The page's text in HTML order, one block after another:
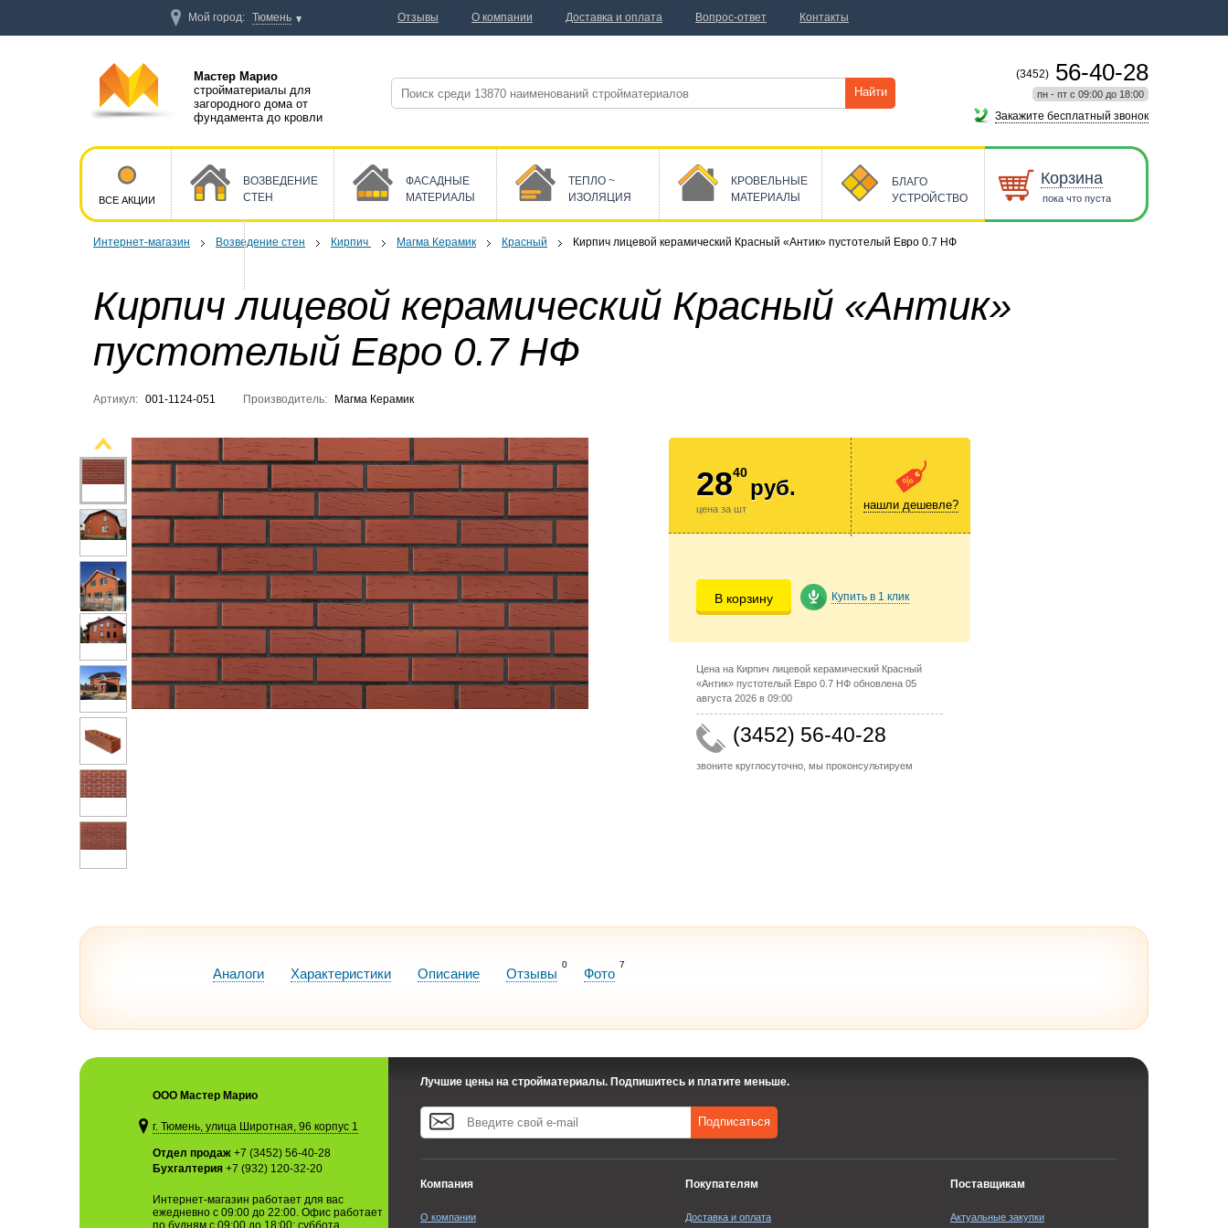
Интернет-магазин Возведение стен Кирпич Магма Керамик Красный Кирпич лицевой керамический Красный «Антик» пустотелый Евро 0.7 НФ
Кирпич лицевой керамический Красный «Антик»
пустотелый Евро 0.7 НФ
Артикул: 001-1124-051 Производитель: Магма Керамик
2840
руб.
цена за шт нашли дешевле?
В корзину Купить в 1 клик
Цена на Кирпич лицевой керамический Красный
«Антик» пустотелый Евро 0.7 НФ обновлена 05
августа 2026 в 09:00
(3452) 56-40-28
звоните круглосуточно, мы проконсультируем
Аналоги Характеристики Описание Отзывы
0
Фото
7
Мастер Марио
стройматериалы для
загородного дома от
фундамента до кровли
Найти
(3452) 56-40-28
пн - пт с 09:00 до 18:00
Закажите бесплатный звонок
ВСЕ АКЦИИ
ВОЗВЕДЕНИЕ
СТЕН
ФАСАДНЫЕ
МАТЕРИАЛЫ
ТЕПЛО ~
ИЗОЛЯЦИЯ
КРОВЕЛЬНЫЕ
МАТЕРИАЛЫ
БЛАГО
УСТРОЙСТВО
Корзина
пока что пуста
ООО Мастер Марио
г. Тюмень, улица Широтная, 96 корпус 1
Отдел продаж +7 (3452) 56-40-28
Бухгалтерия +7 (932) 120-32-20
Интернет-магазин работает для вас
ежедневно с 09:00 до 22:00. Офис работает
по будням с 09:00 до 18:00; суббота,
Лучшие цены на стройматериалы. Подпишитесь и платите меньше.
Подписаться
Компания
О компании
Покупателям
Доставка и оплата
Поставщикам
Актуальные закупки
Мой город: Тюмень Отзывы О компании Доставка и оплата Вопрос-ответ Контакты